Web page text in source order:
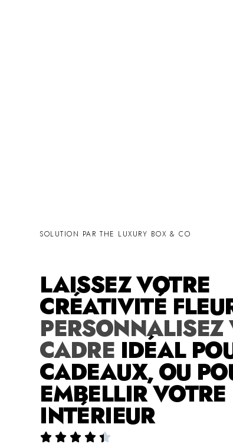
SOLUTION PAR THE LUXURY BOX & CO
LAISSEZ VOTRE
CRÉATIVITÉ
PERSONNALISEZ
CADRE IDÉAL
CADEAUX, OU
EMBELLIR VOTRE
INTÉRIEUR
    